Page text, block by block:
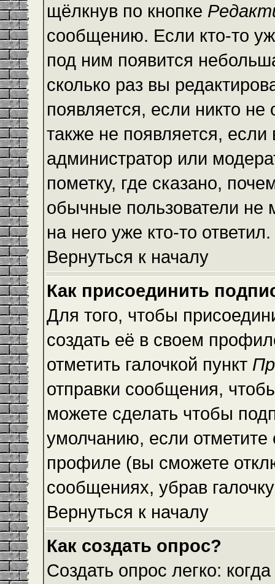
щёлкнув по кнопке
сообщению. Если кто-то
под ним появится
сколько раз вы
появляется, если никто
также не появляется,
администратор или
пометку, где сказано,
обычные пользователи не
на него уже кто-то ответил.
Вернуться к началу
Как присоединить
Для того, чтобы
создать её в своем
отметить галочкой пункт
отправки сообщения,
можете сделать чтобы
умолчанию, если
профиле (вы сможете
сообщениях, убрав
Вернуться к началу
Как создать опрос?
Создать опрос легко: